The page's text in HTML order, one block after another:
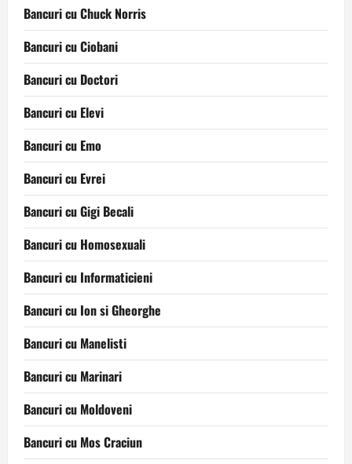
Bancuri cu Chuck Norris
Bancuri cu Ciobani
Bancuri cu Doctori
Bancuri cu Elevi
Bancuri cu Emo
Bancuri cu Evrei
Bancuri cu Gigi Becali
Bancuri cu Homosexuali
Bancuri cu Informaticieni
Bancuri cu Ion si Gheorghe
Bancuri cu Manelisti
Bancuri cu Marinari
Bancuri cu Moldoveni
Bancuri cu Mos Craciun